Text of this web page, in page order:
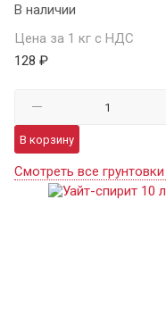
В наличии
Цена за 1 кг с НДС
128 ₽
В корзину
Смотреть все